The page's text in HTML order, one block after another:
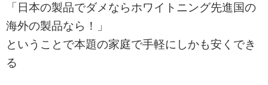
「日本の製品でダメならホワイトニング先進国の
海外の製品なら！」
ということで本題の家庭で手軽にしかも安くでき
る